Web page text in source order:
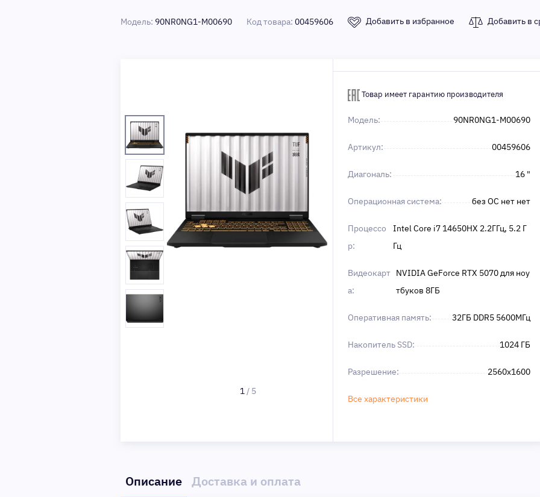
Модель: 90NR0NG1-M00690 Код товара: 00459606 Добавить в избранное Добавить в
1 / 5
Товар имеет гарантию производителя
Модель: 90NR0NG1-M00690
Артикул: 00459606
Диагональ: 16 "
Операционная система: без ОС нет нет
Процессо
р:
Intel Core i7 14650HX 2.2ГГц, 5.2 Г
Гц
Видеокарт
а:
NVIDIA GeForce RTX 5070 для ноу
тбуков 8ГБ
Оперативная память: 32ГБ DDR5 5600МГц
Накопитель SSD: 1024 ГБ
Разрешение: 2560x1600
Все характеристики
Описание Доставка и оплата